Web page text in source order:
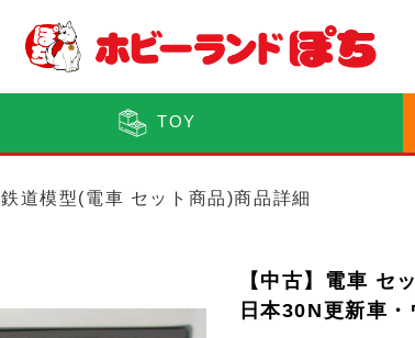
TOY
鉄道模型(電車 セット商品)商品詳細
【中古】電車
日本30N更新車